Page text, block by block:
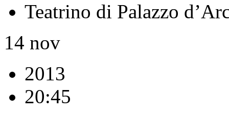
Teatrino di Palazzo
14 nov
2013
20:45